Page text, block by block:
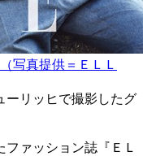
写真提供＝ＥＬＬ
ーリッヒで撮影したグ
ァッション誌『ＥＬ